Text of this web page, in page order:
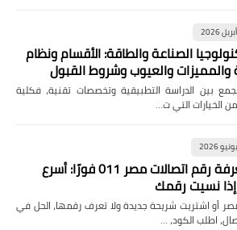
الصناعة والطاقة: الأقسام ونظام
والمميزات والعيوب وشروط القبول
بين الدراسة التطبيقية وتخصصات تقنية، فكلية
الخيارات التي ت…
كود معرفة رقم اتصالات مصر 011 فورًا: أسرع
نسيت رقمك
أو اشتريت شريحة جديدة ولا تعرف رقمها، الحل في
اطلب الكود، …